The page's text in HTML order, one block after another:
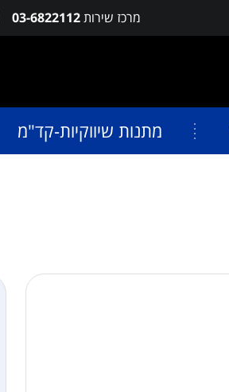
מרכז שירות03-6822112
מתנות שיווקיות-קד"מ